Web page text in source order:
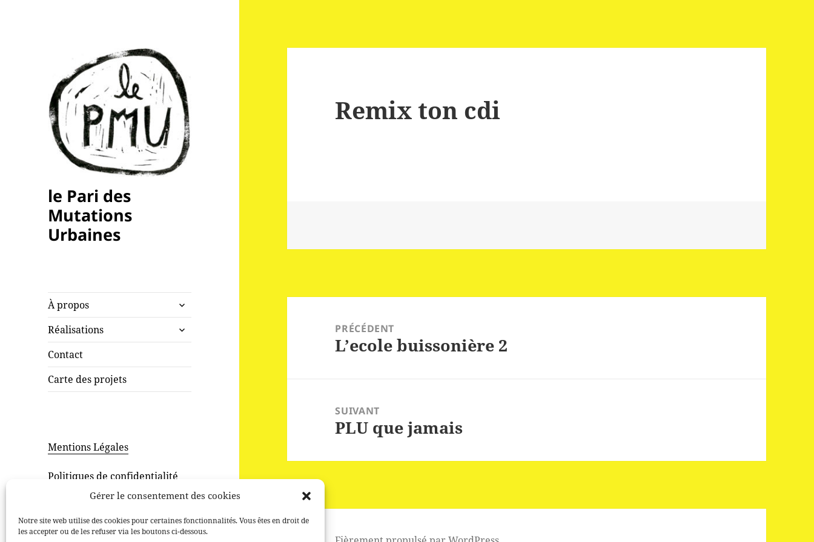
Gérer le consentement des cookies
Notre site web utilise des cookies pour certaines fonctionnalités. Vous êtes en droit de
les accepter ou de les refuser via les boutons ci-dessous.
le Pari des
Mutations
Urbaines
À propos
ouvrir
le
sous-
menu
Réalisations
ouvrir
le
menu
Contact
Carte des projets
Mentions Légales
Politiques de confidentialité
Remix ton cdi
PRÉCÉDENT
Article
L’ecole buissonière 2
SUIVANT
Article
PLU que jamais